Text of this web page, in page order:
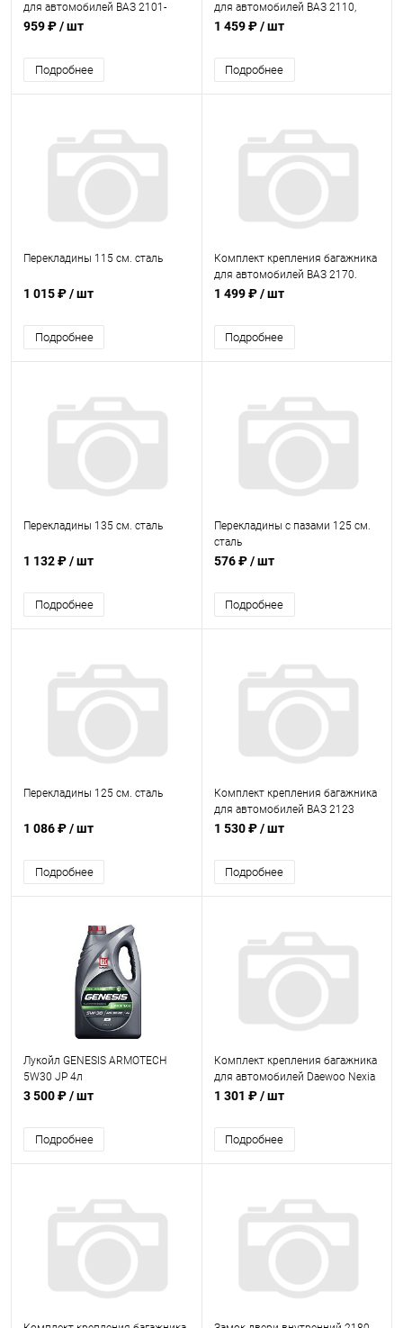
для автомобилей ВАЗ 2101-
2107, 2121 с водостоком
959 ₽/ шт
Подробнее
для автомобилей ВАЗ 2110,
2112
1 459 ₽/ шт
Подробнее
Перекладины 115 см. сталь
1 015 ₽/ шт
Подробнее
Комплект крепления багажника
для автомобилей ВАЗ 2170.
2172
1 499 ₽/ шт
Подробнее
Перекладины 135 см. сталь
1 132 ₽/ шт
Подробнее
Перекладины с пазами 125 см.
сталь
576 ₽/ шт
Подробнее
Перекладины 125 см. сталь
1 086 ₽/ шт
Подробнее
Комплект крепления багажника
для автомобилей ВАЗ 2123
1 530 ₽/ шт
Подробнее
Лукойл GENESIS ARMOTECH
5W30 JP 4л
3 500 ₽/ шт
Подробнее
Комплект крепления багажника
для автомобилей Daewoo Nexia
1 301 ₽/ шт
Подробнее